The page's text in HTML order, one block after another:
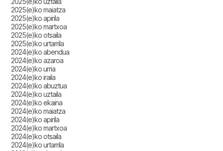
2025(e)ko maiatza
2025(e)ko apirila
2025(e)ko martxoa
2025(e)ko otsaila
2025(e)ko urtarrila
2024(e)ko abendua
2024(e)ko azaroa
2024(e)ko urria
2024(e)ko iraila
2024(e)ko abuztua
2024(e)ko uztaila
2024(e)ko ekaina
2024(e)ko maiatza
2024(e)ko apirila
2024(e)ko martxoa
2024(e)ko otsaila
2024(e)ko urtarrila